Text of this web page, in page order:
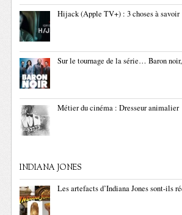
Hijack (Apple TV+) : 3 choses à savoir
Sur le tournage de la série… Baron
Métier du cinéma : Dresseur animalier
INDIANA JONES
Les artefacts d’Indiana Jones sont-ils